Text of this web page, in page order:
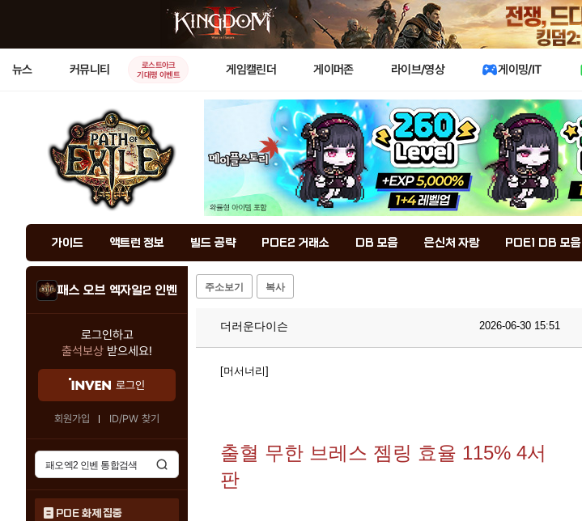
뉴스 커뮤니티
로스트아크
기대평 이벤트
게임캘린더 게이머존 라이브/영상 게이밍/IT
가이드 액트런 정보 빌드 공략 POE2 거래소 DB 모음 은신처 자랑 POE1 DB 모음
패스 오브 엑자일2 인벤
로그인하고
출석보상 받으세요!
로그인
회원가입 ID/PW 찾기
POE 화제 집중
주소보기 복사
더러운다이슨 2026-06-30 15:51
[머서너리]
출혈 무한 브레스 젬링 효율 115% 4서
판